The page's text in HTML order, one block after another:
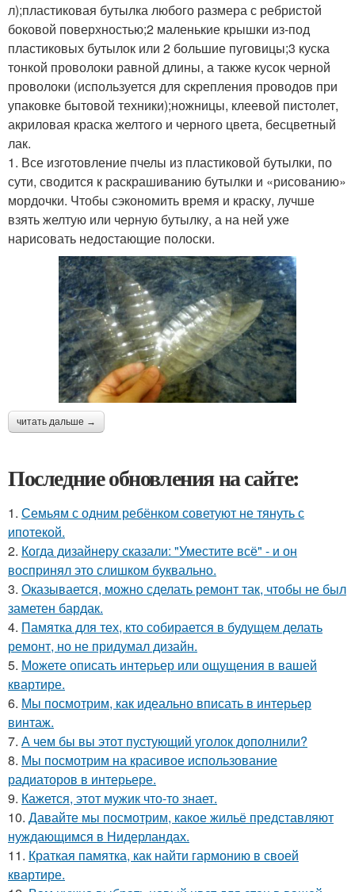
л);пластиковая бутылка любого размера с ребристой
боковой поверхностью;2 маленькие крышки из-под
пластиковых бутылок или 2 большие пуговицы;3 куска
тонкой проволоки равной длины, а также кусок черной
проволоки (используется для cкрепления проводов при
упаковке бытовой техники);ножницы, клеевой пистолет,
акриловая краска желтого и черного цвета, бесцветный
лак.
1. Все изготовление пчелы из пластиковой бутылки, по
сути, сводится к раскрашиванию бутылки и «рисованию»
мордочки. Чтобы сэкономить время и краску, лучше
взять желтую или черную бутылку, а на ней уже
нарисовать недостающие полоски.
читать дальше →
Последние обновления на сайте:
1. Семьям с одним ребёнком советуют не тянуть с
ипотекой.
2. Когда дизайнеру сказали: "Уместите всё" - и он
воспринял это слишком буквально.
3. Оказывается, можно сделать ремонт так, чтобы не был
заметен бардак.
4. Памятка для тех, кто собирается в будущем делать
ремонт, но не придумал дизайн.
5. Можете описать интерьер или ощущения в вашей
квартире.
6. Мы посмотрим, как идеально вписать в интерьер
винтаж.
7. А чем бы вы этот пустующий уголок дополнили?
8. Мы посмотрим на красивое использование
радиаторов в интерьере.
9. Кажется, этот мужик что-то знает.
10. Давайте мы посмотрим, какое жильё представляют
нуждающимся в Нидерландах.
11. Краткая памятка, как найти гармонию в своей
квартире.